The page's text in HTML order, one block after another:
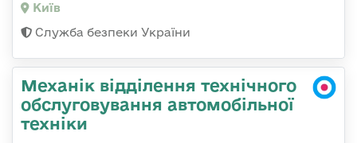
Київ
Служба безпеки України
Механік відділення технічного
обслуговування автомобільної
техніки